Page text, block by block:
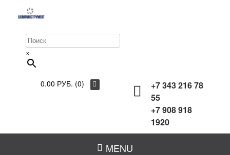
×
+7 343 216 78
55
+7 908 918
1920
0.00 РУБ. (0)
MENU